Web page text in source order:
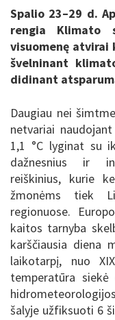
Spalio 23–29 d.
rengia Klimato
visuomenę atvirai
švelninant
didinant
Daugiau nei
netvariai
1,1 °C lyginat su
dažnesnius ir
reiškinius, kurie
žmonėms tiek
regionuose.
kaitos tarnyba
karščiausia diena
laikotarpį, nuo
temperatūra
šalyje užfiksuoti 6